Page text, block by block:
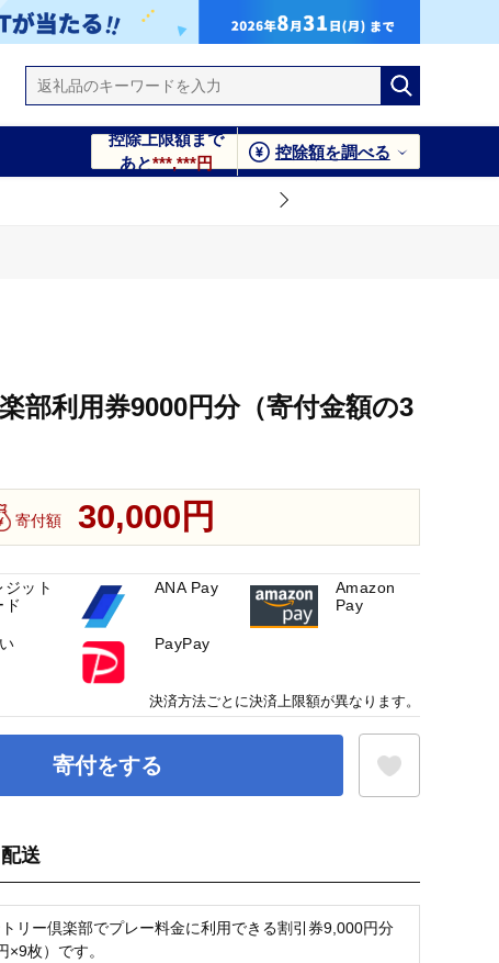
控除上限額まで
あと***,***円
控除額を調べる
部利用券9000円分（寄付金額の3
寄付額 30,000円
寄付をする
送
リー倶楽部でプレー料金に利用できる割引券9,000円分
×9枚）です。
ジット
ド
ANA Pay
Amazon
Pay
PayPay
決済方法ごとに決済上限額が異なります。